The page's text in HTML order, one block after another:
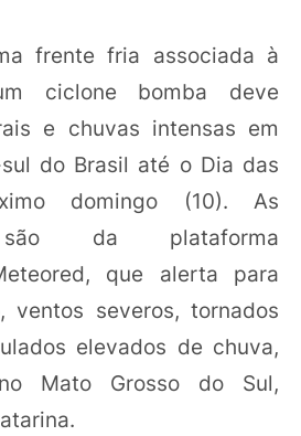
frente fria associada à
ciclone bomba deve
e chuvas intensas em
do Brasil até o Dia das
domingo (10). As
são da plataforma
que alerta para
ventos severos, tornados
elevados de chuva,
Mato Grosso do Sul,